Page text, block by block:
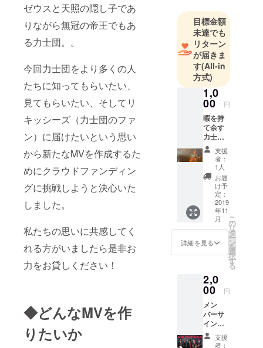
ゼウスと天照の隠し子であ
りながら無冠の帝王でもあ
る力士団。。
今回力士団をより多くの人
たちに知ってもらいたい、
見てもらいたい、そしてリ
キッシーズ（力士団のファ
ン）に届けたいという思い
から新たなMVを作成するた
めにクラウドファンディン
グに挑戦しようと決心いた
しました。
私たちの思いに共感してく
れる方がいましたら是非お
力をお貸しください！
◆どんなMVを作
りたいか
目標金額
未達でも
リターン
が届きま
す(All-in
方式)
1,0
00 円
暇を持
て余す
力士団
ベーシ
スト藤
ノ木智
雄美と
深夜電
話がで
きるリ
ターン
になり
ます！
通話時
間は五
分程度
してお
りま
す。 電
話方法
はメー
ルでご
連絡さ
せてい
支援
者：
1人
お届
け予
定：
2019
年11
月
詳細を見る
こ
の
リ
タ
ー
ン
を
選
択
す
る
2,0
00 円
メン
バーサ
イン入
り
JONOK
支援
者：